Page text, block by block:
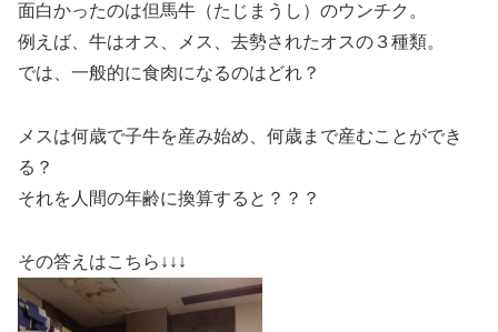
面白かったのは但馬牛（たじまうし）のウンチク。
例えば、牛はオス、メス、去勢されたオスの３種類。
では、一般的に食肉になるのはどれ？
メスは何歳で子牛を産み始め、何歳まで産むことができ
る？
それを人間の年齢に換算すると？？？
その答えはこちら↓↓↓